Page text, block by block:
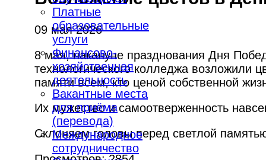
Платные
образовательные
услуги
Финансово-
хозяйственная
деятельность
Вакантные места
для приёма
(перевода)
Международное
сотрудничество
09 мая 2026
8 мая, накануне празднования Дня
технологического колледжа возложили
памяти всем, кто ценой собственной
Их мужество и самоотверженность
Склоняем головы перед светлой